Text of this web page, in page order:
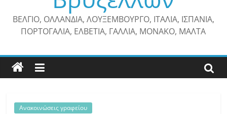
ΒΕΛΓΙΟ, ΟΛΛΑΝΔΙΑ, ΛΟΥΞΕΜΒΟΥΡΓΟ, ΙΤΑΛΙΑ, ΙΣΠΑΝΙΑ,
ΠΟΡΤΟΓΑΛΙΑ, ΕΛΒΕΤΙΑ, ΓΑΛΛΙΑ, ΜΟΝΑΚΟ, ΜΑΛΤΑ
Ανακοινώσεις γραφείου